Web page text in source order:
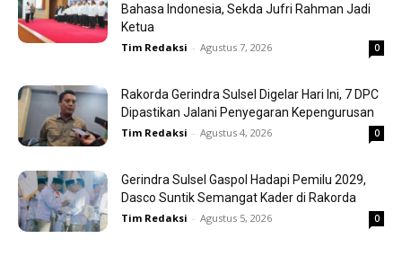
Bahasa Indonesia, Sekda Jufri Rahman Jadi
Ketua
Tim Redaksi - Agustus 7, 2026 0
Rakorda Gerindra Sulsel Digelar Hari Ini, 7 DPC
Dipastikan Jalani Penyegaran Kepengurusan
Tim Redaksi - Agustus 4, 2026 0
Gerindra Sulsel Gaspol Hadapi Pemilu 2029,
Dasco Suntik Semangat Kader di Rakorda
Tim Redaksi - Agustus 5, 2026 0